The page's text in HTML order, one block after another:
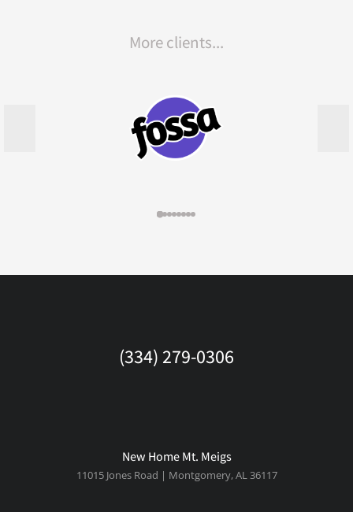
More clients...
(334) 279-0306
New Home Mt. Meigs
11015 Jones Road | Montgomery, AL 36117